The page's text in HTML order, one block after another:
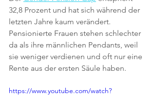
32,8 Prozent und hat sich während der
letzten Jahre kaum verändert.
Pensionierte Frauen stehen schlechter
da als ihre männlichen Pendants, weil
sie weniger verdienen und oft nur eine
Rente aus der ersten Säule haben.
https://www.youtube.com/watch?